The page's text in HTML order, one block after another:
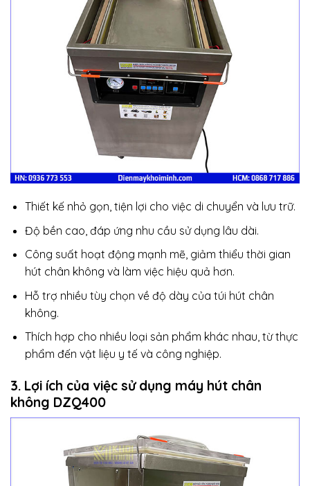
Thiết kế nhỏ gọn, tiện lợi cho việc di chuyển và lưu trữ.
Độ bền cao, đáp ứng nhu cầu sử dụng lâu dài.
Công suất hoạt động mạnh mẽ, giảm thiểu thời gian
hút chân không và làm việc hiệu quả hơn.
Hỗ trợ nhiều tùy chọn về độ dày của túi hút chân
không.
Thích hợp cho nhiều loại sản phẩm khác nhau, từ thực
phẩm đến vật liệu y tế và công nghiệp.
3. Lợi ích của việc sử dụng máy hút chân
không DZQ400